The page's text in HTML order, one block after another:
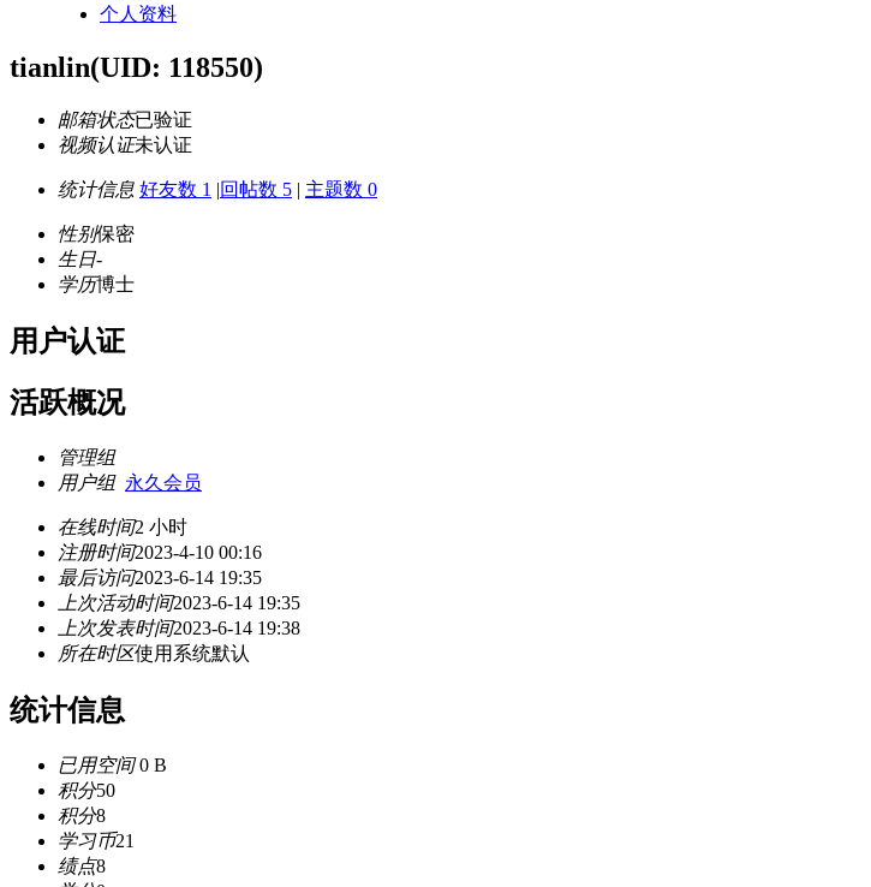
个人资料
tianlin(UID: 118550)
邮箱状态已验证
视频认证未认证
统计信息 好友数 1 |回帖数 5 | 主题数 0
性别保密
生日-
学历博士
用户认证
活跃概况
管理组
用户组 永久会员
在线时间2 小时
注册时间2023-4-10 00:16
最后访问2023-6-14 19:35
上次活动时间2023-6-14 19:35
上次发表时间2023-6-14 19:38
所在时区使用系统默认
统计信息
已用空间0 B
积分50
积分8
学习币21
绩点8